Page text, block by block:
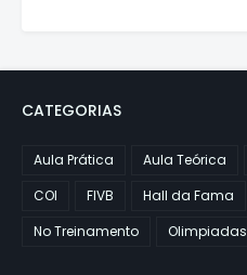
CATEGORIAS
Aula Prática Aula Teórica
COI
FIVB Hall da Fama
No Treinamento
Olimpiadas